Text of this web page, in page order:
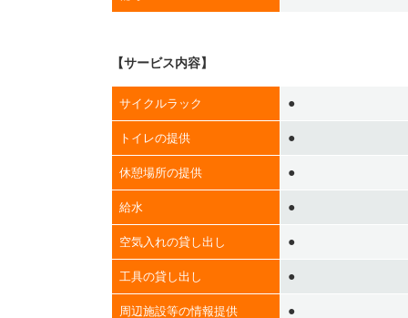
【サービス内容】
サイクルラック ●
トイレの提供 ●
休憩場所の提供 ●
給水 ●
空気入れの貸し出し ●
工具の貸し出し ●
周辺施設等の情報提供 ●